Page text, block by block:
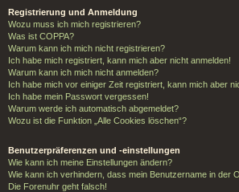
Registrierung und Anmeldung
Wozu muss ich mich registrieren?
Was ist COPPA?
Warum kann ich mich nicht registrieren?
Ich habe mich registriert, kann mich aber nicht anmelden!
Warum kann ich mich nicht anmelden?
Ich habe mich vor einiger Zeit registriert, kann mich aber
Ich habe mein Passwort vergessen!
Warum werde ich automatisch abgemeldet?
Wozu ist die Funktion „Alle Cookies löschen“?
Benutzerpräferenzen und -einstellungen
Wie kann ich meine Einstellungen ändern?
Wie kann ich verhindern, dass mein Benutzername in der
Die Forenuhr geht falsch!